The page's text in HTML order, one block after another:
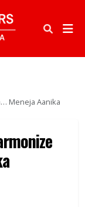
Meneja Aanika